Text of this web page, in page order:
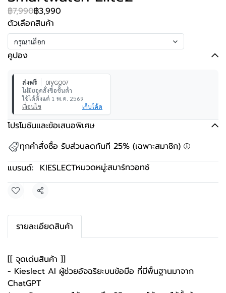
฿7,990฿3,990
ตัวเลือกสินค้า
กรุณาเลือก
คูปอง
ส่งฟรี
0IVGQ07
ไม่มียอดสั่งซื้อขั้นต่ำ
ใช้ได้ตั้งแต่ 1 พ.ค. 2569
เงื่อนไข
เก็บโค้ด
โปรโมชันและข้อเสนอพิเศษ
ทุกคำสั่งซื้อ รับส่วนลดทันที 25% (เฉพาะสมาชิก)
แบรนด์: KIESLECTหมวดหมู่:สมาร์ทวอทช์
แชร์
รายละเอียดสินค้า
[[ จุดเด่นสินค้า ]]
- Kieslect AI ผู้ช่วยอัจฉริยะบนข้อมือ ที่มีพื้นฐานมาจาก
ChatGPT